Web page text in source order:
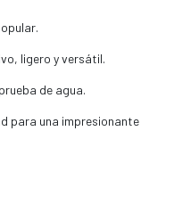
ligero y versátil.
de agua.
para una impresionante